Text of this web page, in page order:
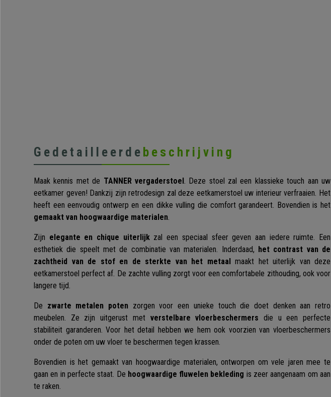
Gedetailleerde beschrijving
Maak kennis met de TANNER vergaderstoel. Deze stoel zal een klassieke touch aan uw
eetkamer geven! Dankzij zijn retrodesign zal deze eetkamerstoel uw interieur verfraaien. Het
heeft een eenvoudig ontwerp en een dikke vulling die comfort garandeert. Bovendien is het
gemaakt van hoogwaardige materialen.
Zijn elegante en chique uiterlijkzal een speciaal sfeer geven aan iedere ruimte. Een
esthetiek die speelt met de combinatie van materialen. Inderdaad, het contrast van de
zachtheid van de stof en de sterkte van het metaalmaakt het uiterlijk van deze
eetkamerstoel perfect af. De zachte vulling zorgt voor een comfortabele zithouding, ook voor
langere tijd.
De zwarte metalen poten zorgen voor een unieke touch die doet denken aan retro
meubelen. Ze zijn uitgerust met verstelbare vloerbeschermers die u een perfecte
stabiliteit garanderen. Voor het detail hebben we hem ook voorzien van vloerbeschermers
onder de poten om uw vloer te beschermen tegen krassen.
Bovendien is het gemaakt van hoogwaardige materialen, ontworpen om vele jaren mee te
gaan en in perfecte staat. De hoogwaardige fluwelen bekleding is zeer aangenaam om aan
te raken.